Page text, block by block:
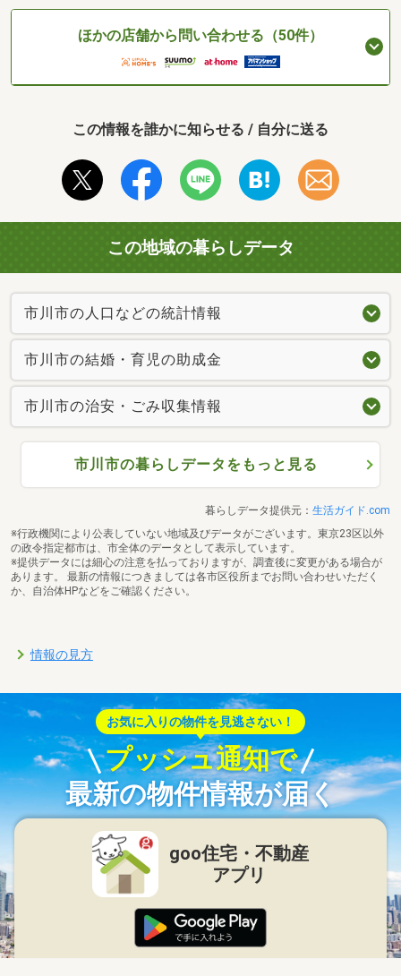
ほかの店舗から問い合わせる（50件）
この情報を誰かに知らせる / 自分に送る
この地域の暮らしデータ
市川市の人口などの統計情報
市川市の結婚・育児の助成金
市川市の治安・ごみ収集情報
市川市の暮らしデータをもっと見る
暮らしデータ提供元： 生活ガイド.com
※行政機関により公表していない地域及びデータがございます。東京23区以外
の政令指定都市は、市全体のデータとして表示しています。
※提供データには細心の注意を払っておりますが、調査後に変更がある場合が
あります。 最新の情報につきましては各市区役所までお問い合わせいただく
か、自治体HPなどをご確認ください。
情報の見方
お気に入りの物件を見逃さない！
プッシュ通知で
最新の物件情報が届く
goo住宅・不動産
アプリ